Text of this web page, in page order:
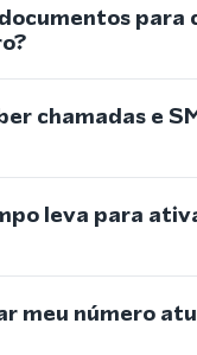
para
chamadas e
leva para
meu número